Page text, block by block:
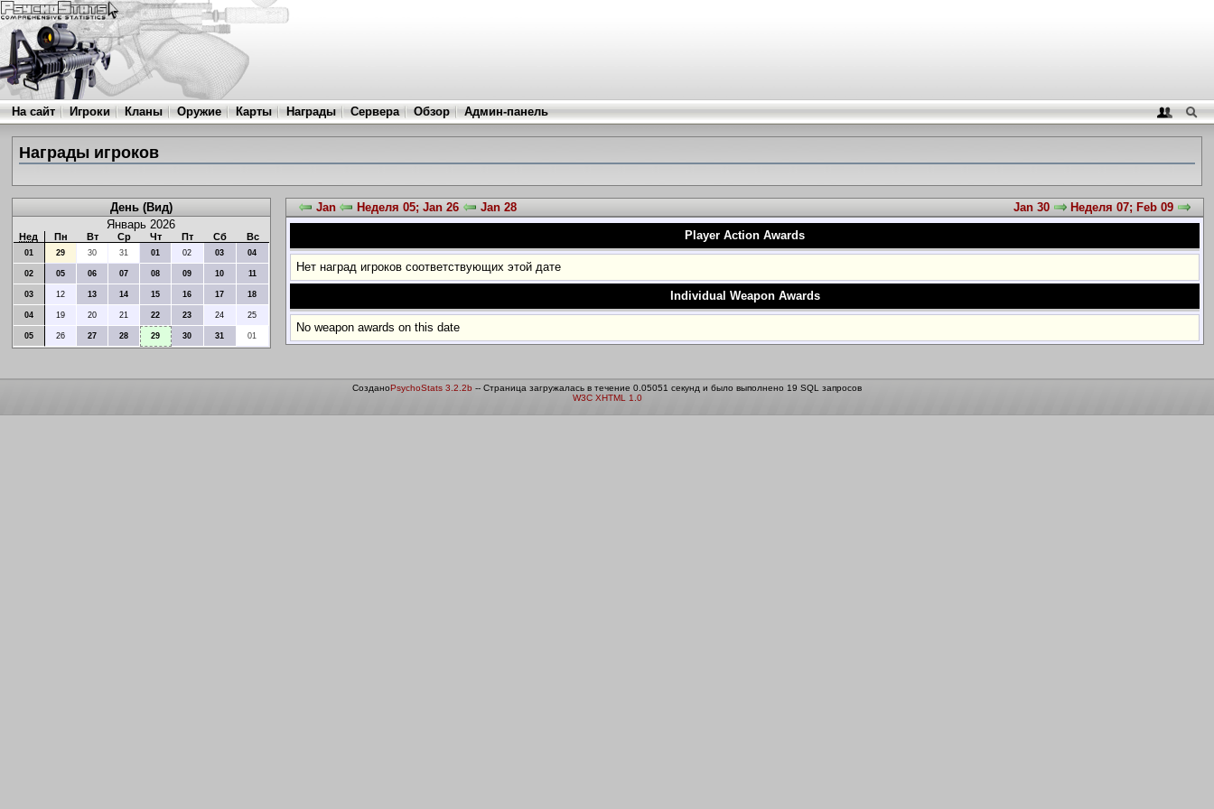
На сайт Игроки Кланы Оружие Карты Награды Сервера Обзор Админ-панель
Награды игроков
День (Вид)
Январь 2026
Нед Пн Вт Ср Чт Пт Сб Вс
01 29 30 31 01 02 03 04
02 05 06 07 08 09 10 11
03 12 13 14 15 16 17 18
04 19 20 21 22 23 24 25
05 26 27 28 29 30 31 01
Jan Неделя 05; Jan 26 Jan 28 Jan 30 Неделя 07; Feb 09
Player Action Awards
Нет наград игроков соответствующих этой дате
Individual Weapon Awards
No weapon awards on this date
СозданоPsychoStats 3.2.2b -- Страница загружалась в течение 0.05051 секунд и было выполнено 19 SQL запросов
W3C XHTML 1.0